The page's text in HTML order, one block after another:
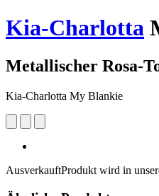
Kia-Charlotta
Metallischer Rosa-
Kia-Charlotta My Blankie
AusverkauftProdukt wird in